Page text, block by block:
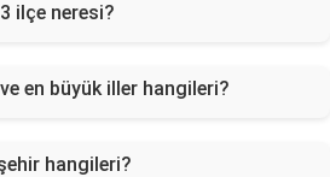
ilçe neresi?
en büyük iller hangileri?
hangileri?